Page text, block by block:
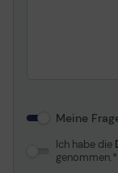
Meine
Ich habe die
genommen.